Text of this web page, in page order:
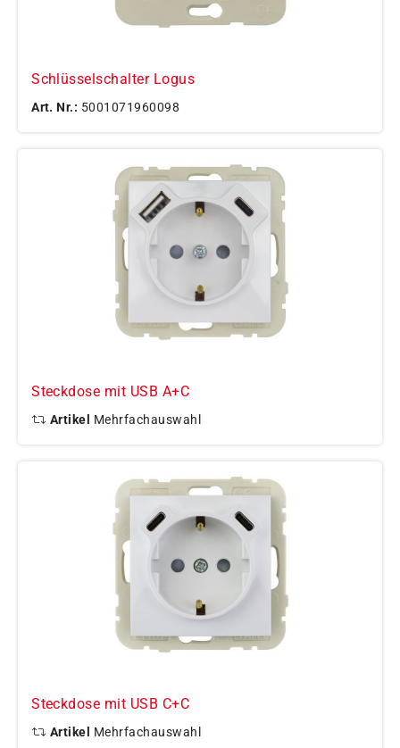
Schlüsselschalter Logus
Art. Nr.: 5001071960098
Steckdose mit USB A+C
Artikel Mehrfachauswahl
Steckdose mit USB C+C
Artikel Mehrfachauswahl